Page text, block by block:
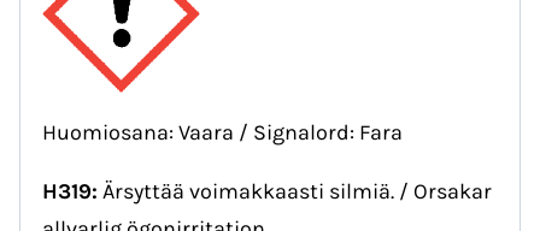
Huomiosana: Vaara / Signalord: Fara
H319: Ärsyttää voimakkaasti silmiä. / Orsakar